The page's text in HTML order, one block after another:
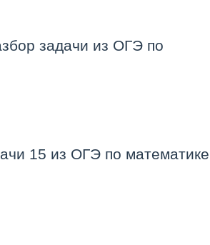
задачи из ОГЭ по
15 из ОГЭ по математике